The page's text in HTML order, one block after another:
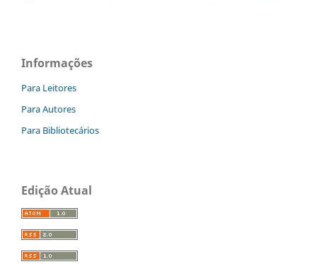
Informações
Para Leitores
Para Autores
Para Bibliotecários
Edição Atual